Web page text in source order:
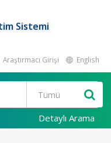
Sistemi
Araştırmacı Girişi English
Detaylı Arama